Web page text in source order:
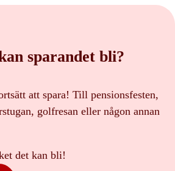
sparandet bli?
att spara! Till pensionsfesten,
golfresan eller någon annan
det kan bli!